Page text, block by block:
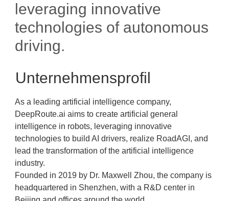
leveraging innovative
technologies of autonomous
driving.
Unternehmensprofil
As a leading artificial intelligence company,
DeepRoute.ai aims to create artificial general
intelligence in robots, leveraging innovative
technologies to build AI drivers, realize RoadAGI, and
lead the transformation of the artificial intelligence
industry.
Founded in 2019 by Dr. Maxwell Zhou, the company is
headquartered in Shenzhen, with a R&D center in